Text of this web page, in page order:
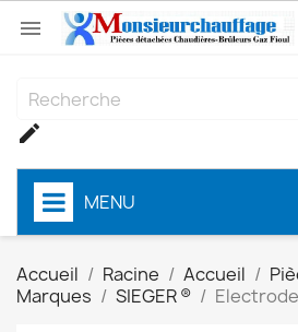


MENU
Accueil Racine Accueil
Marques
SIEGER ®